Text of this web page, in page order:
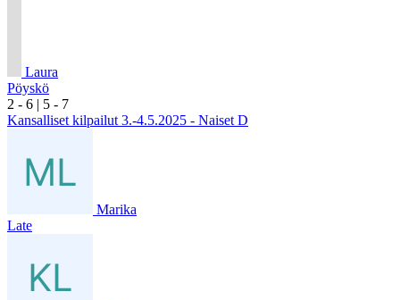
Laura
Pöyskö
2 - 6 | 5 - 7
Kansalliset kilpailut 3.-4.5.2025 - Naiset D
Marika
Late